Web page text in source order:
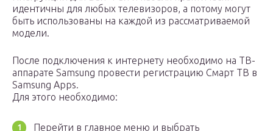
идентичны для любых телевизоров, а потому могут
быть использованы на каждой из рассматриваемой
модели.
После подключения к интернету необходимо на ТВ-
аппарате Samsung провести регистрацию Смарт ТВ в
Samsung Apps.
Для этого необходимо:
Перейти в главное меню и выбрать